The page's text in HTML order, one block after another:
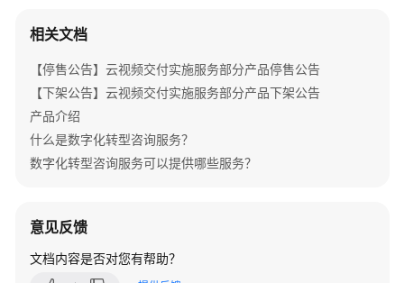
询
与
规
上
实
施
相关文档
【停售公告】云视频交付实施服务部分产品停售公告
【下架公告】云视频交付实施服务部分产品下架公告
产品介绍
什么是数字化转型咨询服务？
数字化转型咨询服务可以提供哪些服务？
意见反馈
文档内容是否对您有帮助？